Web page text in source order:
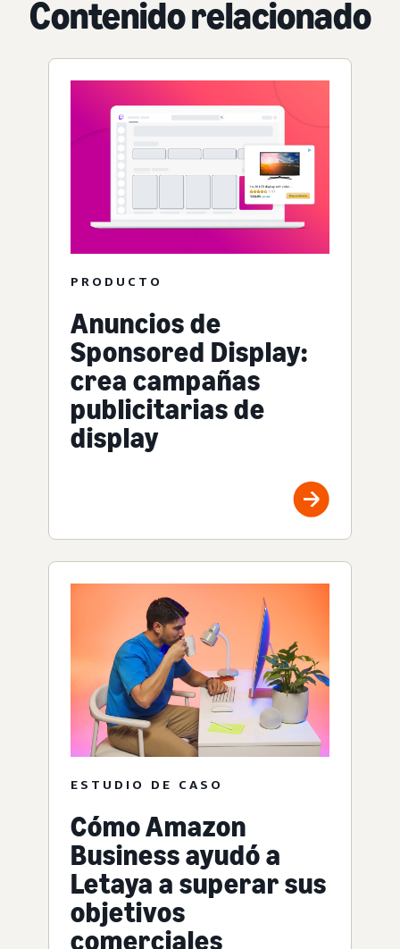
Contenido relacionado
PRODUCTO
Anuncios de
Sponsored Display:
crea campañas
publicitarias de
display
ESTUDIO DE CASO
Cómo Amazon
Business ayudó a
Letaya a superar sus
objetivos
comerciales